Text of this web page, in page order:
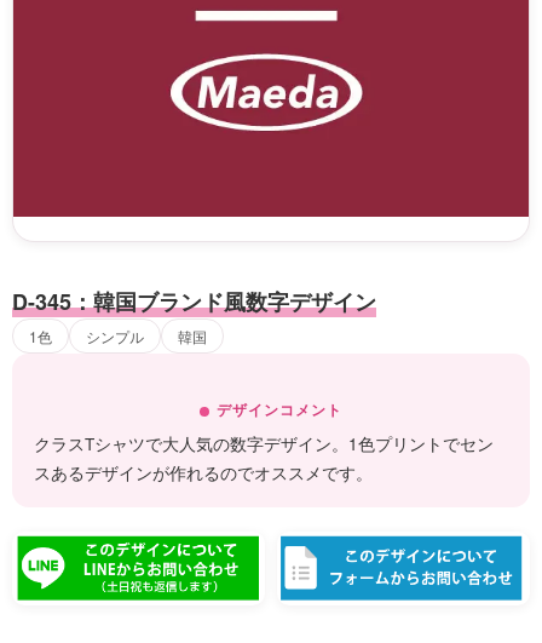
D-345：韓国ブランド風数字デザイン
1色 シンプル 韓国
デザインコメント
クラスTシャツで大人気の数字デザイン。1色プリントでセン
スあるデザインが作れるのでオススメです。